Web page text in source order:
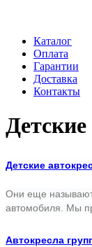
Каталог
Оплата
Гарантии
Доставка
Контакты
Детские
Они еще
автомобиля. Мы
Автокресла